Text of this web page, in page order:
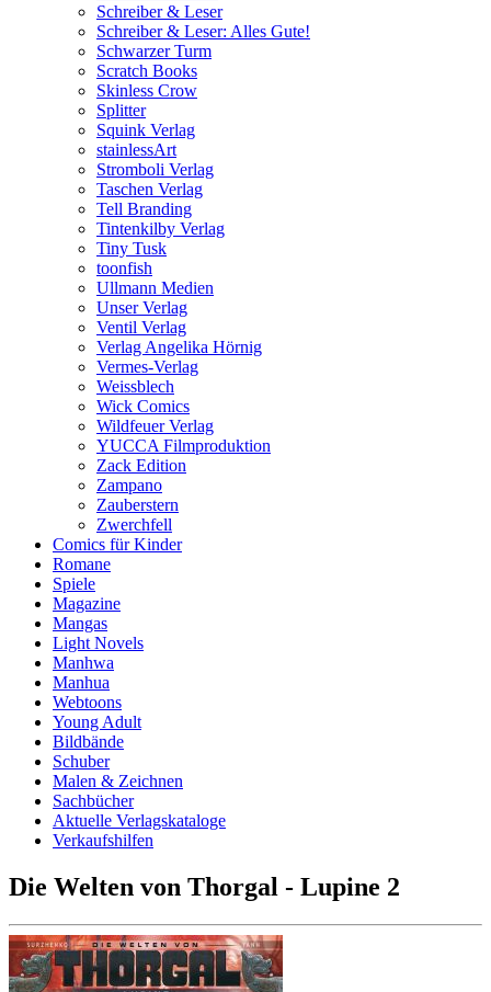
Schreiber & Leser
Schreiber & Leser: Alles Gute!
Schwarzer Turm
Scratch Books
Skinless Crow
Splitter
Squink Verlag
stainlessArt
Stromboli Verlag
Taschen Verlag
Tell Branding
Tintenkilby Verlag
Tiny Tusk
toonfish
Ullmann Medien
Unser Verlag
Ventil Verlag
Verlag Angelika Hörnig
Vermes-Verlag
Weissblech
Wick Comics
Wildfeuer Verlag
YUCCA Filmproduktion
Zack Edition
Zampano
Zauberstern
Zwerchfell
Comics für Kinder
Romane
Spiele
Magazine
Mangas
Light Novels
Manhwa
Manhua
Webtoons
Young Adult
Bildbände
Schuber
Malen & Zeichnen
Sachbücher
Aktuelle Verlagskataloge
Verkaufshilfen
Die Welten von Thorgal - Lupine 2